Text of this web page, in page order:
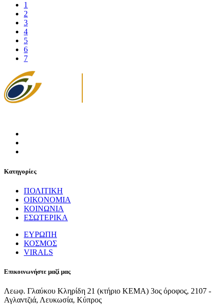
1
2
3
4
5
6
7
Κατηγορίες
ΠΟΛΙΤΙΚΗ
ΟΙΚΟΝΟΜΙΑ
ΚΟΙΝΩΝΙΑ
ΕΣΩΤΕΡΙΚΑ
ΕΥΡΩΠΗ
ΚΟΣΜΟΣ
VIRALS
Επικοινωνήστε μαζί μας
Λεωφ. Γλαύκου Κληρίδη 21 (κτήριο ΚΕΜΑ) 3ος όροφος, 2107 -
Αγλαντζιά, Λευκωσία, Κύπρος